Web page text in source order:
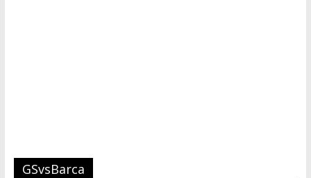
GSvsBarca